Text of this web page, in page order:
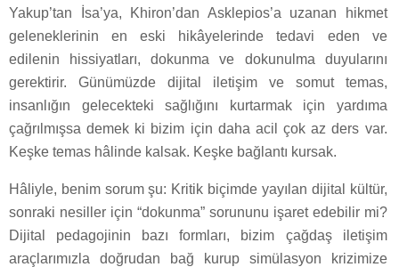
Yakup’tan İsa’ya, Khiron’dan Asklepios’a uzanan hikmet
geleneklerinin en eski hikâyelerinde tedavi eden ve
edilenin hissiyatları, dokunma ve dokunulma duyularını
gerektirir. Günümüzde dijital iletişim ve somut temas,
insanlığın gelecekteki sağlığını kurtarmak için yardıma
çağrılmışsa demek ki bizim için daha acil çok az ders var.
Keşke temas hâlinde kalsak. Keşke bağlantı kursak.
Hâliyle, benim sorum şu: Kritik biçimde yayılan dijital kültür,
sonraki nesiller için “dokunma” sorununu işaret edebilir mi?
Dijital pedagojinin bazı formları, bizim çağdaş iletişim
araçlarımızla doğrudan bağ kurup simülasyon krizimize